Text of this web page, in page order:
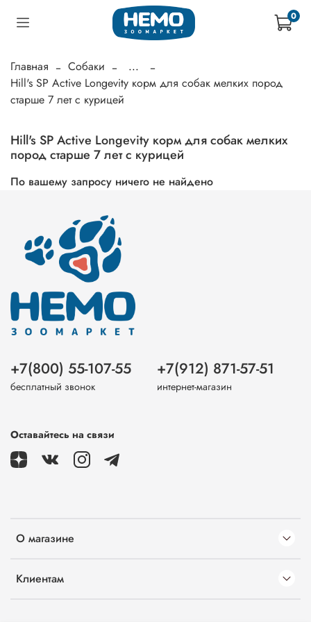
0
Главная Собаки
...
Hill's SP Active Longevity корм для собак мелких пород
старше 7 лет с курицей
Hill's SP Active Longevity корм для собак мелких
пород старше 7 лет с курицей
По вашему запросу ничего не найдено
О магазине
Клиентам
+7(800) 55-107-55
бесплатный звонок
+7(912) 871-57-51
интернет-магазин
Оставайтесь на связи